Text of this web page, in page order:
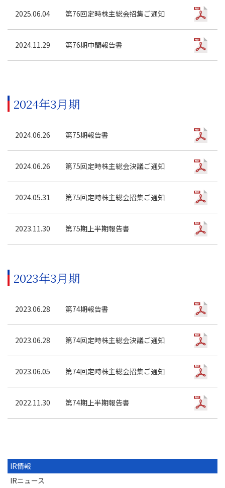
2025.06.04 第76回定時株主総会招集ご通知
2024.11.29 第76期中間報告書
2024年3月期
2024.06.26 第75期報告書
2024.06.26 第75回定時株主総会決議ご通知
2024.05.31 第75回定時株主総会招集ご通知
2023.11.30 第75期上半期報告書
2023年3月期
2023.06.28 第74期報告書
2023.06.28 第74回定時株主総会決議ご通知
2023.06.05 第74回定時株主総会招集ご通知
2022.11.30 第74期上半期報告書
IR情報
IRニュース